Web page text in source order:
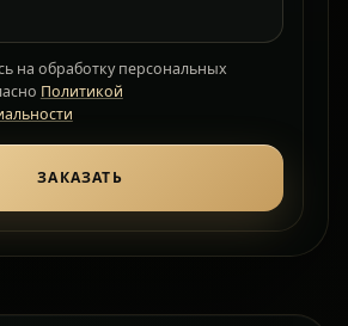
на обработку персональных
Политикой
ЗАКАЗАТЬ